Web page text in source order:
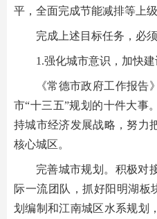
平，全面完成节能减排等上
完成上述目标任务，必
1.强化城市意识，加快
《常德市政府工作报告
市“十三五”规划的十件大事
持城市经济发展战略，努力
核心城区。
完善城市规划。积极对
际一流团队，抓好阳明湖板
划编制和江南城区水系规划